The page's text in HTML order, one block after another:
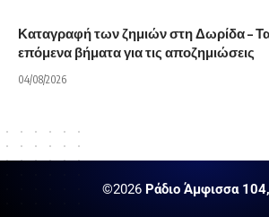
Καταγραφή των ζημιών στη Δωρίδα –
επόμενα βήματα για τις αποζημιώσεις
04/08/2026
©2026Ράδιο Άμφισσα